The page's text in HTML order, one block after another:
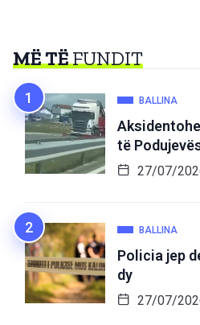
MË TËFUNDIT
BALLINA
të
27/07/
BALLINA
Policia jep
dy
27/07/